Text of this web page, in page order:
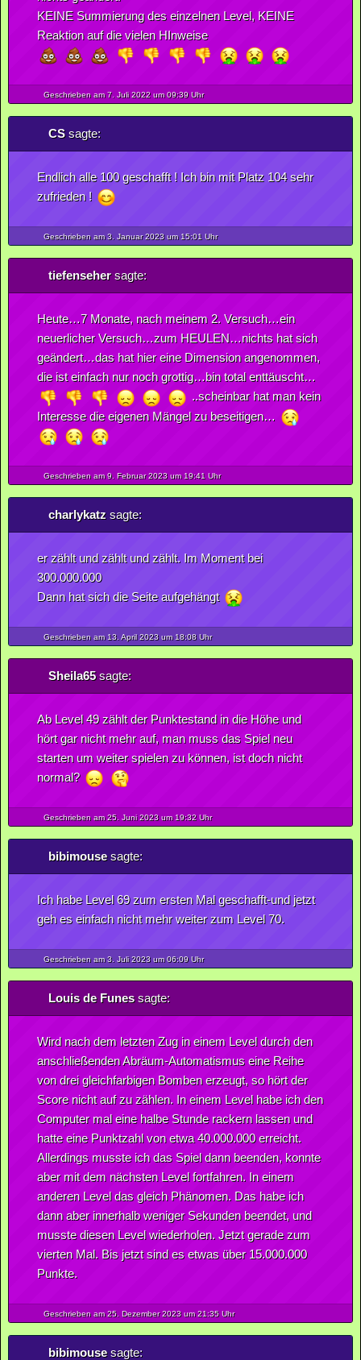
KEINE Summierung des einzelnen Level, KEINE
Reaktion auf die vielen HInweise
Geschrieben am 7. Juli2022um 09:39 Uhr
CSsagte:
Endlich alle 100 geschafft ! Ich bin mit Platz 104 sehr
zufrieden !
Geschrieben am 3. Januar2023um 15:01 Uhr
tiefensehersagte:
Heute…7 Monate, nach meinem 2. Versuch…ein
neuerlicher Versuch…zum HEULEN…nichts hat sich
geändert…das hat hier eine Dimension angenommen,
die ist einfach nur noch grottig…bin total enttäuscht…
..scheinbar hat man kein
Interesse die eigenen Mängel zu beseitigen…
Geschrieben am 9. Februar2023um 19:41 Uhr
charlykatzsagte:
er zählt und zählt und zählt. Im Moment bei
300.000.000
Dann hat sich die Seite aufgehängt
Geschrieben am 13. April2023um 18:08 Uhr
Sheila65sagte:
Ab Level 49 zählt der Punktestand in die Höhe und
hört gar nicht mehr auf, man muss das Spiel neu
starten um weiter spielen zu können, ist doch nicht
normal?
Geschrieben am 25. Juni2023um 19:32 Uhr
bibimousesagte:
Ich habe Level 69 zum ersten Mal geschafft-und jetzt
geh es einfach nicht mehr weiter zum Level 70.
Geschrieben am 3. Juli2023um 06:09 Uhr
Louis de Funessagte:
Wird nach dem letzten Zug in einem Level durch den
anschließenden Abräum-Automatismus eine Reihe
von drei gleichfarbigen Bomben erzeugt, so hört der
Score nicht auf zu zählen. In einem Level habe ich den
Computer mal eine halbe Stunde rackern lassen und
hatte eine Punktzahl von etwa 40.000.000 erreicht.
Allerdings musste ich das Spiel dann beenden, konnte
aber mit dem nächsten Level fortfahren. In einem
anderen Level das gleich Phänomen. Das habe ich
dann aber innerhalb weniger Sekunden beendet, und
musste diesen Level wiederholen. Jetzt gerade zum
vierten Mal. Bis jetzt sind es etwas über 15.000.000
Punkte.
Geschrieben am 25. Dezember2023um 21:35 Uhr
bibimousesagte: